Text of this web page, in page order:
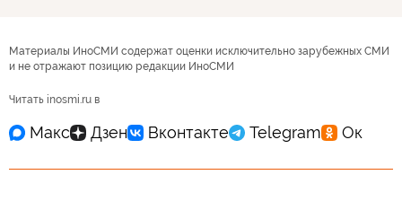
Материалы ИноСМИ содержат оценки исключительно зарубежных СМИ
и не отражают позицию редакции ИноСМИ
Читать inosmi.ru в